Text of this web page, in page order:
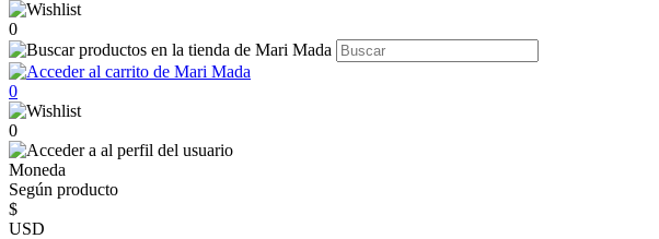
0
0
0
Moneda
Según producto
$
USD